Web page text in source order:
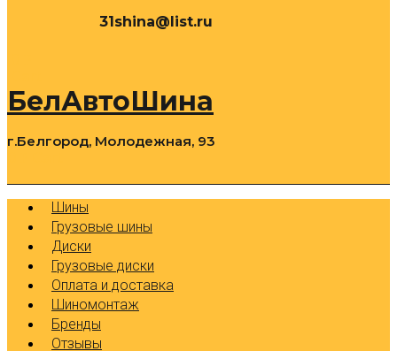
31shina@list.ru
БелАвтоШина
г.Белгород, Молодежная, 93
Шины
Грузовые шины
Диски
Грузовые диски
Оплата и доставка
Шиномонтаж
Бренды
Отзывы